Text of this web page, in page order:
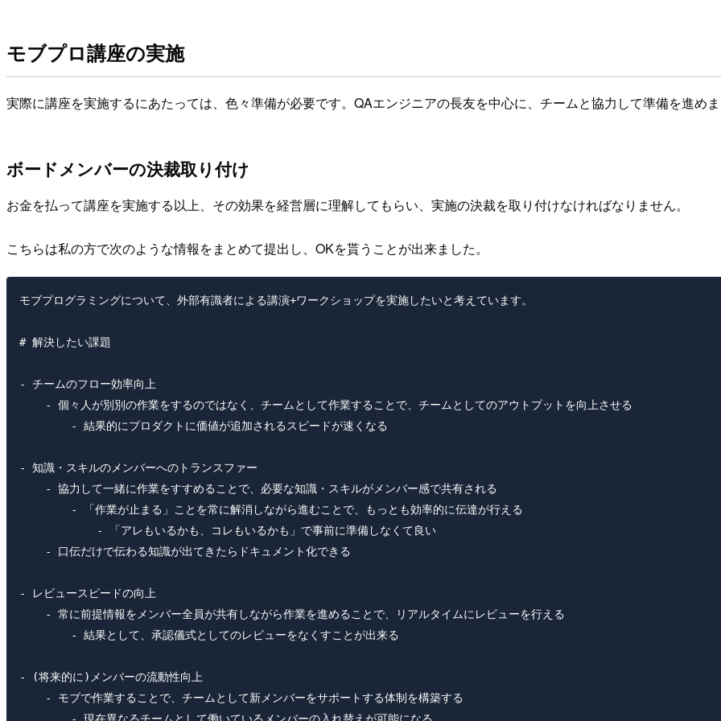
モブプロ講座の実施
実際に講座を実施するにあたっては、色々準備が必要です。QAエンジニアの長友を中心に、チームと協力して準備を進め
ボードメンバーの決裁取り付け
お金を払って講座を実施する以上、その効果を経営層に理解してもらい、実施の決裁を取り付けなければなりません。
こちらは私の方で次のような情報をまとめて提出し、OKを貰うことが出来ました。
モブプログラミングについて、外部有識者による講演+ワークショップを実施したいと考えています。
# 解決したい課題
- チームのフロー効率向上
    - 個々人が別別の作業をするのではなく、チームとして作業することで、チームとしてのアウトプットを向上させる
        - 結果的にプロダクトに価値が追加されるスピードが速くなる
- 知識・スキルのメンバーへのトランスファー
    - 協力して一緒に作業をすすめることで、必要な知識・スキルがメンバー感で共有される
        - 「作業が止まる」ことを常に解消しながら進むことで、もっとも効率的に伝達が行える
            - 「アレもいるかも、コレもいるかも」で事前に準備しなくて良い
    - 口伝だけで伝わる知識が出てきたらドキュメント化できる
- レビュースピードの向上
    - 常に前提情報をメンバー全員が共有しながら作業を進めることで、リアルタイムにレビューを行える
        - 結果として、承認儀式としてのレビューをなくすことが出来る
- (将来的に)メンバーの流動性向上
    - モブで作業することで、チームとして新メンバーをサポートする体制を構築する